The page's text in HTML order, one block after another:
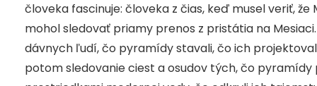
človeka fascinuje: človeka z čias, keď musel veriť,
mohol sledovať priamy prenos z pristátia na
dávnych ľudí, čo pyramídy stavali, čo ich
potom sledovanie ciest a osudov tých, čo pyramídy